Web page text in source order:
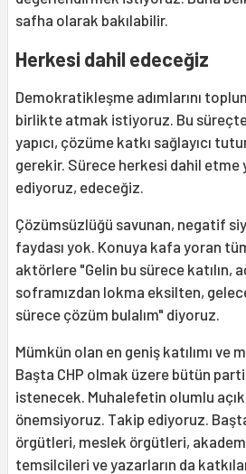
safha olarak bakılabilir.
Herkesi dahil edeceğiz
Demokratikleşme adımlarını
birlikte atmak istiyoruz. Bu süreçte
yapıcı, çözüme katkı sağlayıcı
gerekir. Sürece herkesi dahil etme
ediyoruz, edeceğiz.
Çözümsüzlüğü savunan, negatif
faydası yok. Konuya kafa yoran
aktörlere "Gelin bu sürece katılın,
soframızdan lokma eksilten,
sürece çözüm bulalım" diyoruz.
Mümkün olan en geniş katılımı ve
Başta CHP olmak üzere bütün
istenecek. Muhalefetin olumlu
önemsiyoruz. Takip ediyoruz.
örgütleri, meslek örgütleri,
temsilcileri ve yazarların da